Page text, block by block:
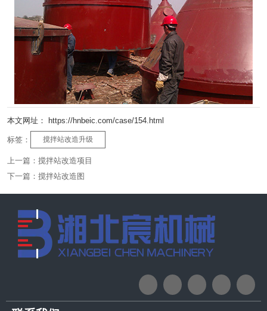
本文网址： https://hnbeic.com/case/154.html
标签： 搅拌站改造升级
上一篇： 搅拌站改造项目
下一篇： 搅拌站改造图